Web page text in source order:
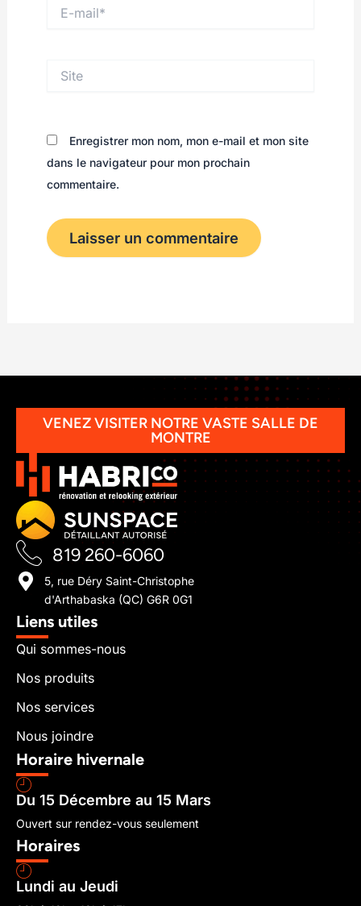
mail*
Enregistrer mon nom, mon e-mail et mon site
dans le navigateur pour mon prochain
commentaire.
VENEZ VISITER NOTRE VASTE SALLE DE
MONTRE
819 260-6060
5, rue Déry Saint-Christophe
d'Arthabaska (QC) G6R 0G1
Liens utiles
Qui sommes-nous
Nos produits
Nos services
Nous joindre
Horaire hivernale
Du 15 Décembre au 15 Mars
Ouvert sur rendez-vous seulement
Horaires
Lundi au Jeudi